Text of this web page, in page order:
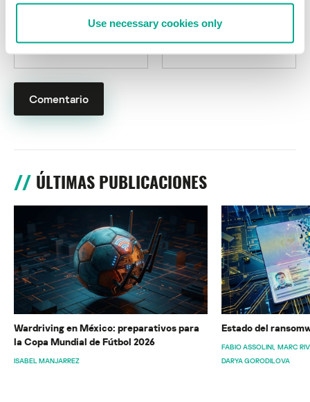
Use necessary cookies only
Correo electrónico
ÚLTIMAS PUBLICACIONES
Wardriving en México: preparativos para
la Copa Mundial de Fútbol 2026
ISABEL MANJARREZ
Estado del
FABIO ASSOLINI MARC
DARYA GORODILOVA